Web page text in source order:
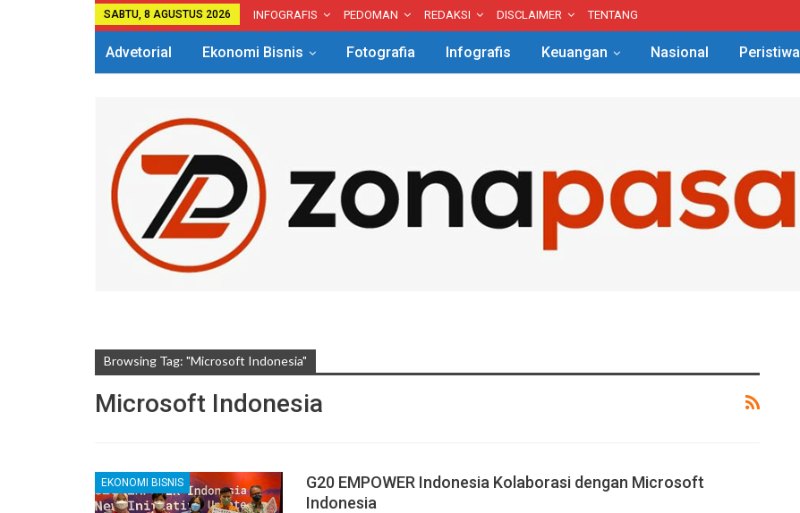
SABTU, 8 AGUSTUS 2026 INFOGRAFIS PEDOMAN REDAKSI DISCLAIMER TENTANG
Advetorial Ekonomi Bisnis Fotografia Infografis Keuangan Nasional Peristiwa
Browsing Tag: "Microsoft Indonesia"
Microsoft Indonesia
EKONOMI BISNIS
G20 EMPOWER Indonesia Kolaborasi dengan Microsoft
Indonesia